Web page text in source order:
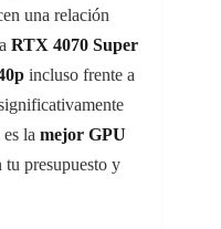
una relación
RTX 4070 Super
incluso frente a
la mejor GPU
tu presupuesto y